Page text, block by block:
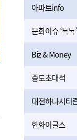
아파트info
문화이슈 ‘톡톡’
Biz & Money
중도초대석
대전하나시티
한화이글스